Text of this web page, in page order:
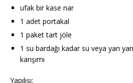
ufak bir kase nar
1 adet portakal
1 paket tart jöle
1 su bardağı kadar su veya yarı
karışımı
Yapılışı: